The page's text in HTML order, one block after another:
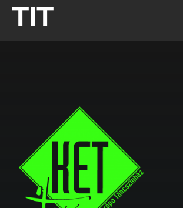
TIT